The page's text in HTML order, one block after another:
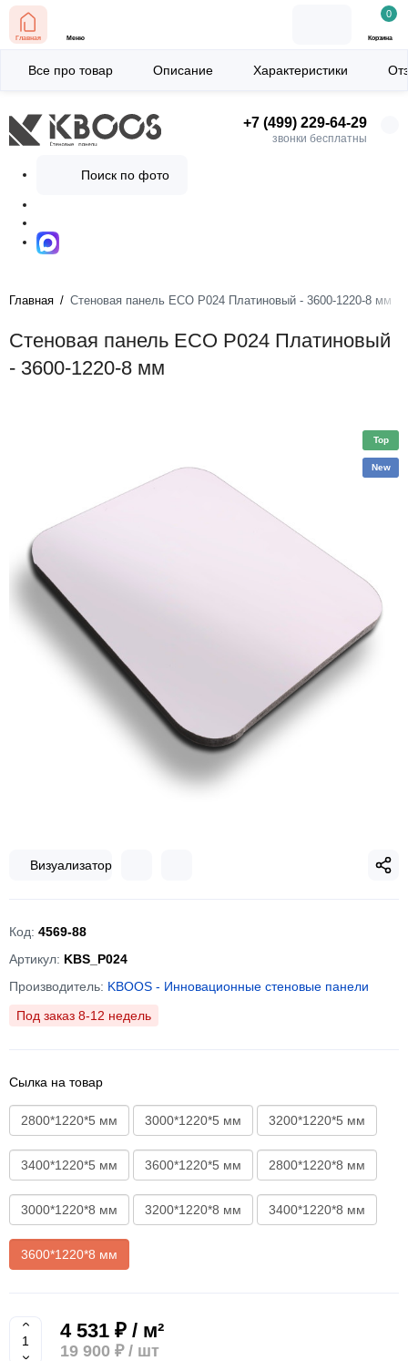
+7 (499) 229-64-29
звонки бесплатны
Поиск по фото
Главная Меню
0
Корзина
Главная Стеновая панель ECO P024 Платиновый - 3600-1220-8 мм
Стеновая панель ECO P024 Платиновый
- 3600-1220-8 мм
Все про товар Описание Характеристики
Top
New
Визуализатор
Код: 4569-88
Артикул: KBS_P024
Производитель: KBOOS - Инновационные стеновые панели
Под заказ 8-12 недель
Сылка на товар
2800*1220*5 мм 3000*1220*5 мм 3200*1220*5 мм
3400*1220*5 мм 3600*1220*5 мм 2800*1220*8 мм
3000*1220*8 мм 3200*1220*8 мм 3400*1220*8 мм
3600*1220*8 мм
4 531 ₽ / м²
19 900 ₽/ шт